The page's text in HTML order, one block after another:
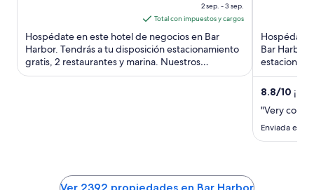
es
de
$315
en
total
3
2 sep. - 3 sep.
Total con impuestos y cargos
Hospédate en este hotel de negocios en Bar
Harbor. Tendrás a tu disposición estacionamiento
gratis, 2 restaurantes y marina. Nuestros
huéspedes destacan la alberca ...
Hospédate
Bar
Nuestros
8.8/10
"Very
Enviada el 11
Ver 2392 propiedades en Bar Harbor